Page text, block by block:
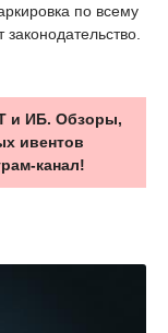
по всему
и ИБ. Обзоры,
ивентов
канал!